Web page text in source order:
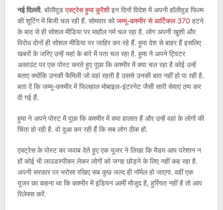
नई दिल्ली. बॉलीवुड एक्ट्रेस हुमा कुरैशीइन दिनों विदेश में अपनी हॉलीवुड फिल्म
की शूटिंग में बिजी चल रही हैं. सोमवार कोजम्मू-कश्मीर से आर्टिकल 370 हटने
के बाद से ही सोशल मीडिया पर माहौल गर्म चल रहा है. लोग अपनी खुशी और
विरोध दोनों ही सोशल मीडिया पर जाहिर कर रहे हैं. हुमा देश से बाहर हैं इसलिए
खबरों के जरिए उन्हें यहां के बारे में पता चल रहा है. हुमा ने अपने ट्विटर
अकाउंट पर एक पोस्ट करते हुए पूछा कि कश्मीर में क्या चल रहा है कोई उन्हें
बताए क्योंकि उनकी फैमिली जो वहां रहती है उससे उनकी बात नहीं हो पा रही है.
बता दें कि जम्मू-कश्मीर में फिलहाल मोबाइल-इंटरनेट जैसी सारी सेवाएं ठप्प कर
दी गई हैं.
हुमा ने अपने पोस्ट में पूछा कि कश्मीर में क्या हालात हैं और उन्हें वहां के लोगों की
चिंता हो रही है. वो दुआ कर रही हैं कि सब लोग ठीक हों.
एक्ट्रेस के पोस्ट का जवाब देते हुए एक यूजर ने लिखा कि मैडम आप परेशान न
हों कोई भी लाउडस्पीकर लेकर लोगों को जगह छोड़ने के लिए नहीं कह रहा है.
अपनी सरकार पर भरोसा रखिए सब कुछ जल्द ही नॉर्मल हो जाएगा. वहीं एक
यूजर का कहना था कि कश्मीर में इंडियन आर्मी मौजूद है, हुर्रियत नहीं है तो आप
रिलेक्स करें.